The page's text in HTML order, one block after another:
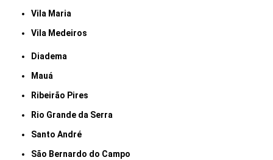
Vila Maria
Vila Medeiros
Diadema
Mauá
Ribeirão Pires
Rio Grande da Serra
Santo André
São Bernardo do Campo